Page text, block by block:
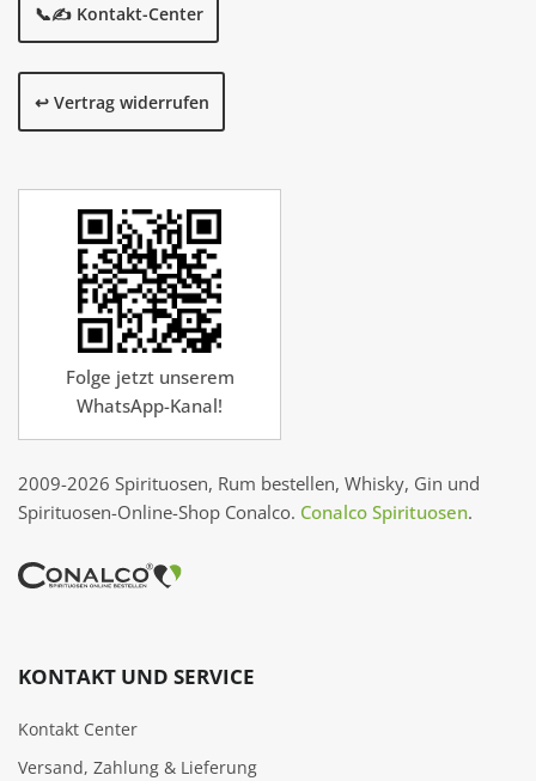
📞✍️ Kontakt-Center
↩️ Vertrag widerrufen
Folge jetzt unserem
WhatsApp-Kanal!
2009-2026 Spirituosen, Rum bestellen, Whisky, Gin und
Spirituosen-Online-Shop Conalco. Conalco Spirituosen.
KONTAKT UND SERVICE
Kontakt Center
Versand, Zahlung & Lieferung